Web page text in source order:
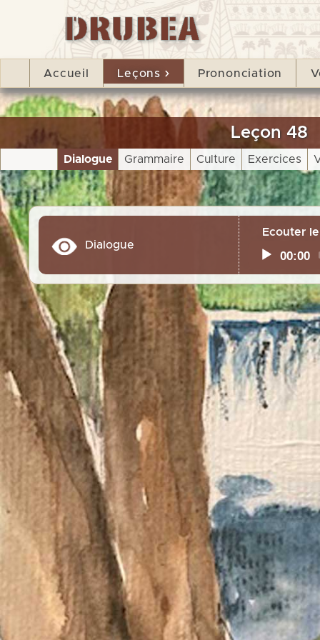
Accueil Leçons Prononciation
Leçon 48
Dialogue Grammaire Culture Exercices
Dialogue
Ecouter
Current
time
00:00